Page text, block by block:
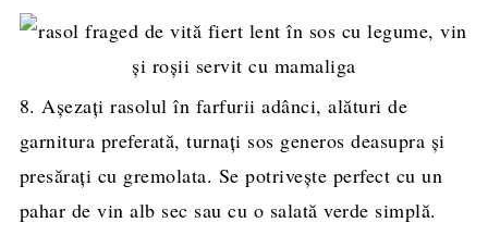
8. Așezați rasolul în farfurii adânci, alături de
garnitura preferată, turnați sos generos deasupra și
presărați cu gremolata. Se potrivește perfect cu un
pahar de vin alb sec sau cu o salată verde simplă.